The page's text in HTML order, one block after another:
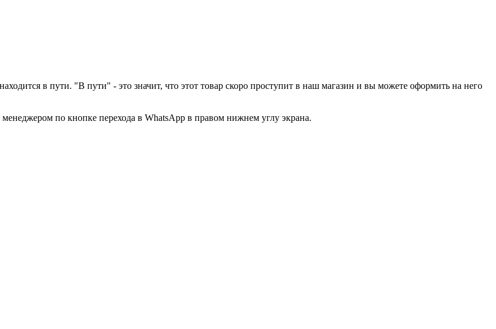
в пути. "В пути" - это значит, что этот товар скоро проступит в наш магазин и вы можете оформить на него
по кнопке перехода в WhatsApp в правом нижнем углу экрана.